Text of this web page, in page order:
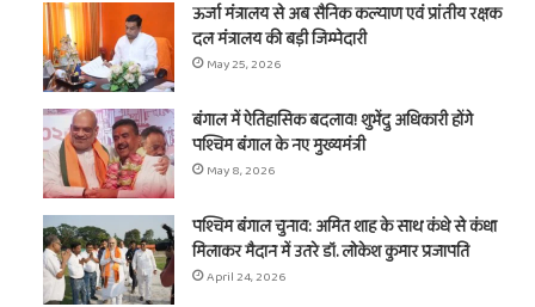
ऊर्जा मंत्रालय से अब सैनिक कल्याण एवं प्रांतीय रक्षक
दल मंत्रालय की बड़ी जिम्मेदारी
May 25, 2026
बंगाल में ऐतिहासिक बदलाव! शुभेंदु अधिकारी होंगे
पश्चिम बंगाल के नए मुख्यमंत्री
May 8, 2026
पश्चिम बंगाल चुनाव: अमित शाह के साथ कंधे से कंधा
मिलाकर मैदान में उतरे डॉ. लोकेश कुमार प्रजापति
April 24, 2026